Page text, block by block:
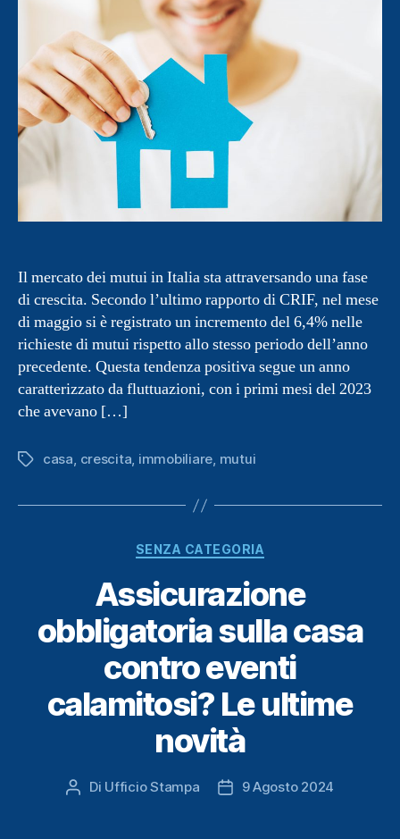
Il mercato dei mutui in Italia sta attraversando una fase
di crescita. Secondo l’ultimo rapporto di CRIF, nel mese
di maggio si è registrato un incremento del 6,4% nelle
richieste di mutui rispetto allo stesso periodo dell’anno
precedente. Questa tendenza positiva segue un anno
caratterizzato da fluttuazioni, con i primi mesi del 2023
che avevano […]
Tag casa, crescita, immobiliare, mutui
Categorie
SENZA CATEGORIA
Assicurazione
obbligatoria sulla casa
contro eventi
calamitosi? Le ultime
novità
Autore
Di Ufficio Stampa
Data9 Agosto 2024